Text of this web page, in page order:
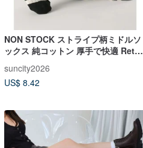
NON STOCK ストライプ柄ミドルソ
ックス 純コットン 厚手で快適 Retro
suncity2026
US$ 8.42